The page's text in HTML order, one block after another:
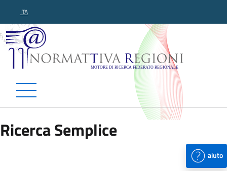
ITA
Normattiva Regioni -
Ricerca Semplice
aiuto